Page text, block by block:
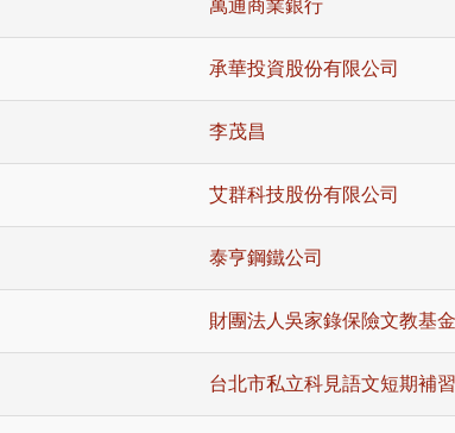
萬通商業銀行
承華投資股份有限公司
李茂昌
艾群科技股份有限公司
泰亨鋼鐵公司
財團法人吳家錄保險文教基
台北市私立科見語文短期補